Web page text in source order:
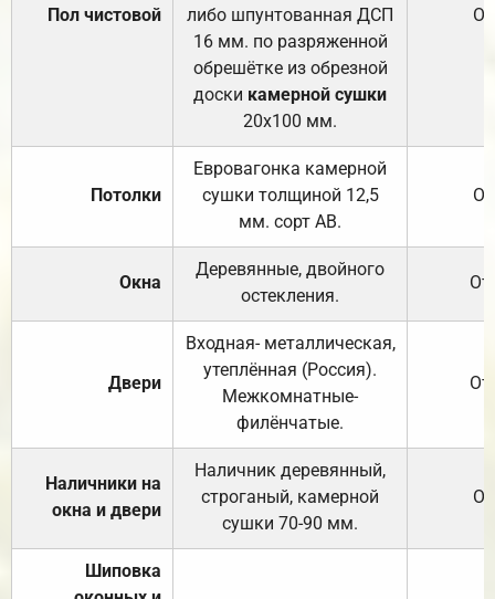
Пол чистовой
либо шпунтованная ДСП
16 мм. по разряженной
обрешётке из обрезной
доски камерной сушки
20х100 мм.
Потолки
Евровагонка камерной
сушки толщиной 12,5
мм. сорт АВ.
Окна
Деревянные, двойного
остекления.
Двери
Входная- металлическая,
утеплённая (Россия).
Межкомнатные-
филёнчатые.
Наличники на
окна и двери
Наличник деревянный,
строганый, камерной
сушки 70-90 мм.
Шиповка